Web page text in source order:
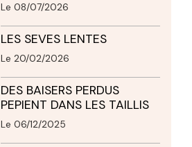
Le 08/07/2026
LES SEVES LENTES
Le 20/02/2026
DES BAISERS PERDUS
PEPIENT DANS LES TAILLIS
Le 06/12/2025